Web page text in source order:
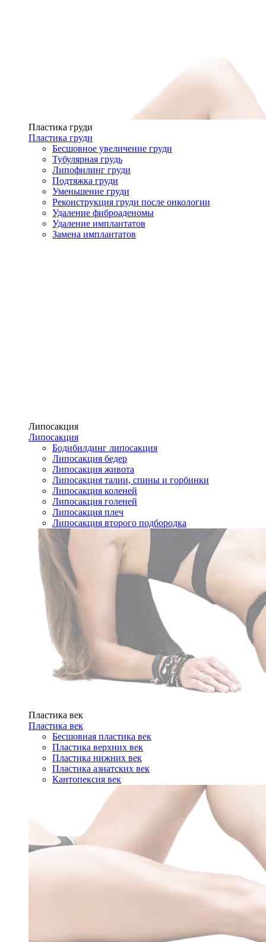
Пластика груди
Пластика груди
Бесшовное увеличение груди
Тубулярная грудь
Липофилинг груди
Подтяжка груди
Уменьшение груди
Реконструкция груди после онкологии
Удаление фиброаденомы
Удаление имплантатов
Замена имплантатов
Липосакция
Липосакция
Бодибилдинг липосакция
Липосакция бедер
Липосакция живота
Липосакция талии, спины и горбинки
Липосакция коленей
Липосакция голеней
Липосакция плеч
Липосакция второго подбородка
Пластика век
Пластика век
Бесшовная пластика век
Пластика верхних век
Пластика нижних век
Пластика азиатских век
Кантопексия век